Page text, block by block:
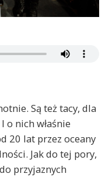
Są też tacy, dla
o nich właśnie
20 lat przez oceany
Jak do tej pory,
przyjaznych